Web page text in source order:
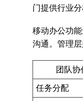
门提供行业
移动办公功
沟通。管理
团队
任务分配